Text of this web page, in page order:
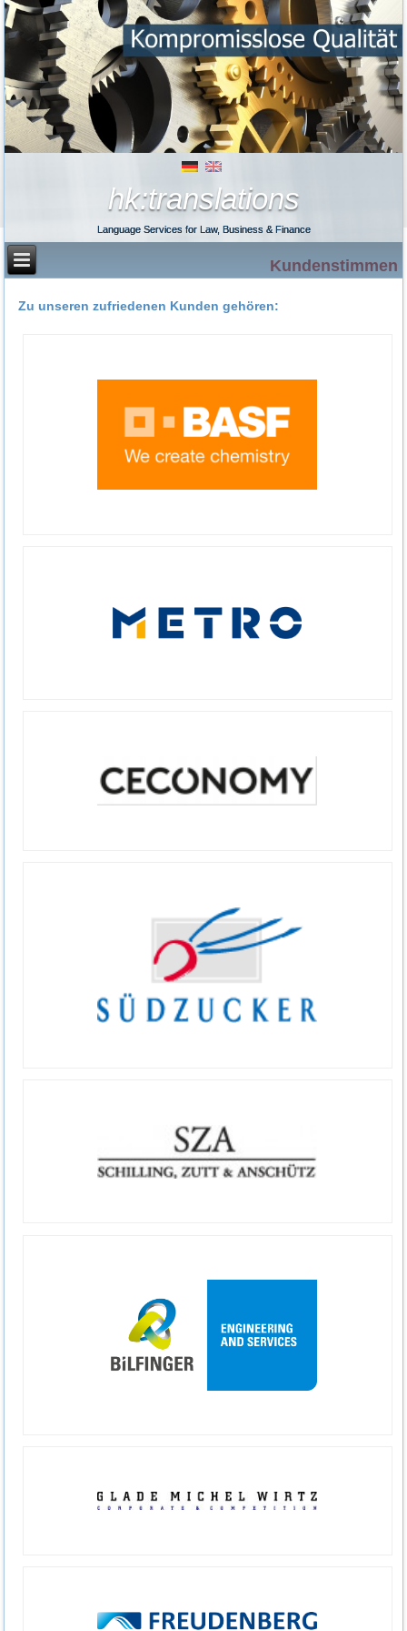
Kundenstimmen
hk:translations
Language Services for Law, Business & Finance
Zu unseren zufriedenen Kunden gehören: